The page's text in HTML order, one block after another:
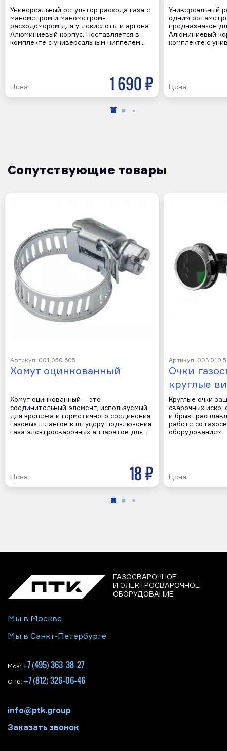
Универсальный регулятор расхода газа с
манометром и манометром-
расходомером для углекислоты и аргона.
Алюминиевый корпус. Поставляется в
комплекте с универсальным ниппелем…
Цена: 1 690 р
Универсальный
одним
предназначен
Алюминиевый
комплекте с
Цена:
Сопутствующие товары
Артикул: 001.050.605
Хомут оцинкованный
Хомут оцинкованный – это
соединительный элемент, используемый
для крепежа и герметичного соединения
газовых шлангов к штуцеру подключения
газа электросварочных аппаратов для…
Цена: 18 р
Артикул:
Очки
круглые
Круглые очки
сварочных искр,
и брызг
работе со
оборудованием.
Цена:
ГАЗОСВАРОЧНОЕ
И ЭЛЕКТРОСВАРОЧНОЕ
ОБОРУДОВАНИЕ
Мы в Москве
Мы в Санкт-Петербурге
Мск: +7 (495) 363-38-27
СПб: +7 (812) 326-06-46
info@ptk.group
Заказать звонок